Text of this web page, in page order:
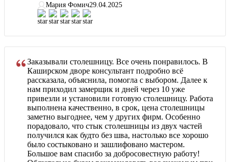
Мария Фомич29.04.2025
Заказывали столешницу. Все очень понравилось. В
Каширском дворе консультант подробно всё
рассказала, объяснила, помогла с выбором. Далее к
нам приходил замерщик и дней через 10 уже
привезли и установили готовую столешницу. Работа
выполнена качественно, в срок, цена столешницы
заметно выгоднее, чем у других фирм. Особенно
порадовало, что стык столешницы из двух частей
получился как будто без шва, настолько все хорошо
было состыковано и зашлифовано мастером.
Большое вам спасибо за добросовестную работу!